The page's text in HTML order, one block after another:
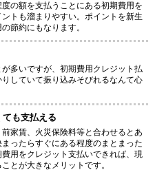
の額を支払うことにある初期費用を
トも溜まりやすい。ポイントを新生
節約にもなります。
多いですが、初期費用クレジット払
していて振り込みそびれるなんて心
も支払える
家賃、火災保険料等と合わせるとあ
ったらすぐにある程度のまとまった
用をクレジット支払いできれば、現
とが大きなメリットです。